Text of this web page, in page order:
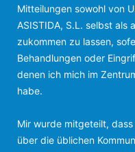
Mitteilungen sowohl von
ASISTIDA, S.L. selbst als
zukommen zu lassen,
Behandlungen oder
denen ich mich im
habe.
Mir wurde mitgeteilt,
über die üblichen